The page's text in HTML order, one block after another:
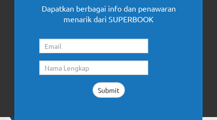
Dapatkan berbagai info dan penawaran
menarik dari SUPERBOOK